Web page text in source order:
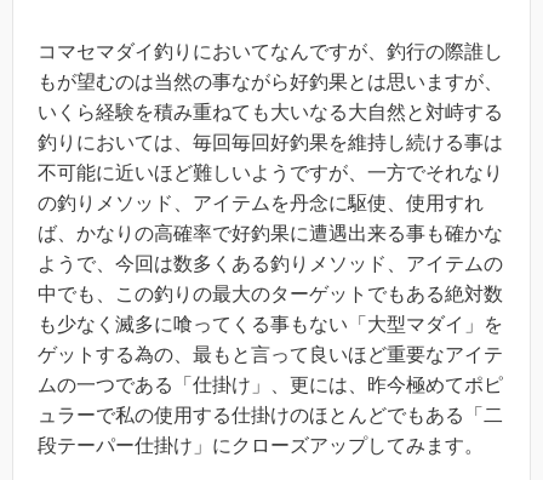
コマセマダイ釣りにおいてなんですが、釣行の際誰し
もが望むのは当然の事ながら好釣果とは思いますが、
いくら経験を積み重ねても大いなる大自然と対峙する
釣りにおいては、毎回毎回好釣果を維持し続ける事は
不可能に近いほど難しいようですが、一方でそれなり
の釣りメソッド、アイテムを丹念に駆使、使用すれ
ば、かなりの高確率で好釣果に遭遇出来る事も確かな
ようで、今回は数多くある釣りメソッド、アイテムの
中でも、この釣りの最大のターゲットでもある絶対数
も少なく滅多に喰ってくる事もない「大型マダイ」を
ゲットする為の、最もと言って良いほど重要なアイテ
ムの一つである「仕掛け」、更には、昨今極めてポピ
ュラーで私の使用する仕掛けのほとんどでもある「二
段テーパー仕掛け」にクローズアップしてみます。